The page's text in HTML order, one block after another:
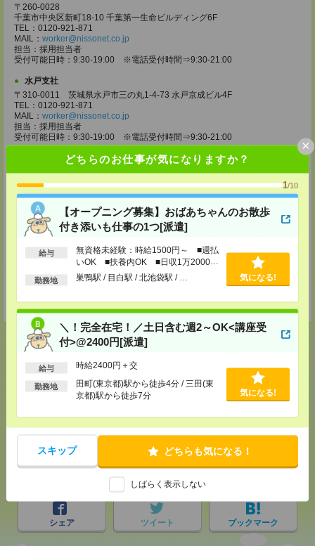
どちらのお仕事が気になりますか？
1/10
【オープニング募集】おばあちゃんのお散歩
付き添いも仕事の1つ[派遣]
給与
無資格未経験：時給1500円～ ■週払
いOK ■扶養内OK ■日収1万2000円
以上
勤務地 巣鴨駅 / 目白駅 / 北池袋駅 / … 気になる!
＼！完全在宅！／土日含む週2～OK<講座受
付>@2400円[派遣]
給与 時給2400円＋交
勤務地
田町(東京都)駅から徒歩4分 / 三田(東
京都)駅から徒歩7分
気になる!
スキップ どちらも気になる！
しばらく表示しない
×
〒260-0028
千葉市中央区新町18-10 千葉第一生命ビルディング6F
TEL：0120-921-871
MAIL： worker@nissonet.co.jp
担当：採用担当者
受付可能日時：9:30-19:00 ※電話受付時間⇒9:30-21:00
水戸支社
〒310-0011 茨城県水戸市三の丸1-4-73 水戸京成ビル4F
TEL：0120-921-871
MAIL： worker@nissonet.co.jp
担当：採用担当者
受付可能日時：9:30-19:00 ※電話受付時間⇒9:30-21:00
〒320-0811 栃木県宇都宮市大通り1-2-11 フコク生命ビル4F
TEL：0120-921-871
MAIL：worker@nissonet.co.jp
担当：採用担当者
受付可能日時：9:30-19:00 ※電話受付時間⇒9:30-21:00
高崎支社
埼玉県さいたま市大宮区仲町2-23-2 大宮仲町センタービル3F（さいたま
支社内）
MAIL：worker@nissonet.co.jp
受付可能日時：9:30-19:00 ※電話受付時間⇒9:30-21:00
応募ページへ
気になる！
で送る
シェア ツイート ブックマーク